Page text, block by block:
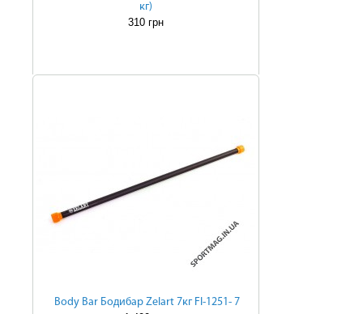
кг)
310 грн
Body Bar Бодибар Zelart 7кг FI-1251- 7